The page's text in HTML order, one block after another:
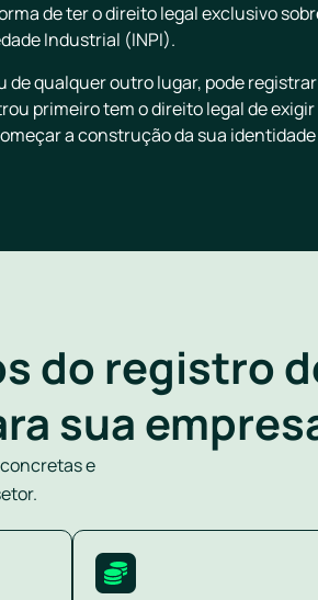
de ter o direito legal exclusivo
Industrial (INPI).
qualquer outro lugar, pode
primeiro tem o direito legal de
a construção da sua identidade
do registro
sua
e